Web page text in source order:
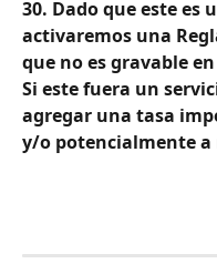
30. Dado que este es
activaremos una
que no es gravable
Si este fuera un
agregar una tasa
y/o potencialmente